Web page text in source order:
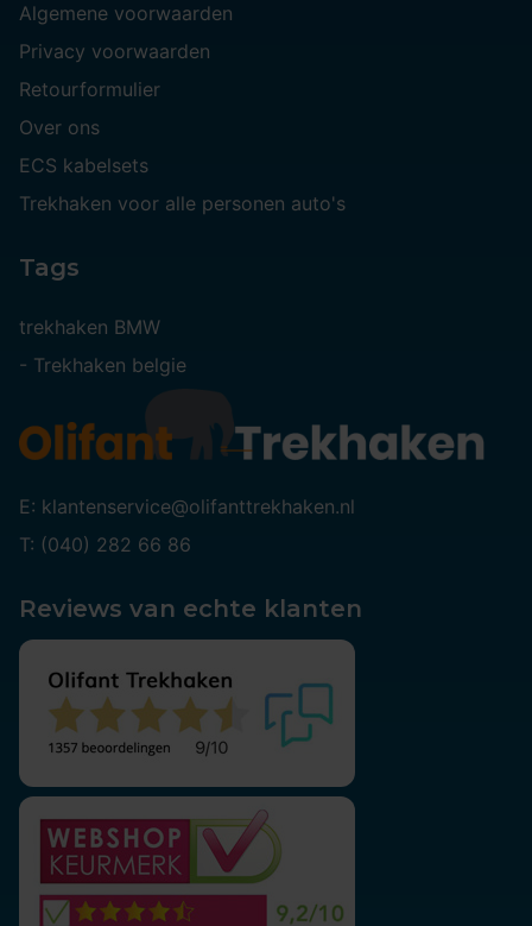
Algemene voorwaarden
Privacy voorwaarden
Retourformulier
Over ons
ECS kabelsets
Trekhaken voor alle personen auto's
Tags
trekhaken BMW
- Trekhaken belgie
E: klantenservice@olifanttrekhaken.nl
T: (040) 282 66 86
Reviews van echte klanten